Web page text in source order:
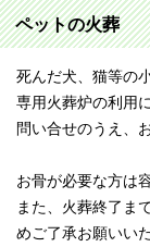
ペットの火葬
死んだ犬、猫等の
専用火葬炉の利用
問い合せのうえ、
お骨が必要な方は
また、火葬終了ま
めご了承お願いい